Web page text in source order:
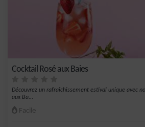
Cocktail Rosé aux Baies
Découvrez un rafraîchissement estival unique avec
aux Ba...
Facile